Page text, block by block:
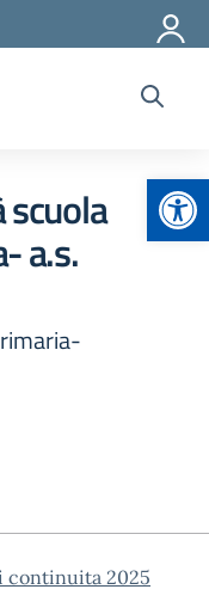
a.s.
continuita 2025